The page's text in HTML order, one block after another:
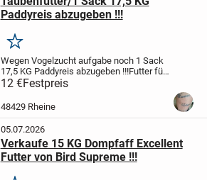
Paddyreis abzugeben !!!
Merken
Wegen Vogelzucht aufgabe noch 1 Sack
17,5 KG Paddyreis abzugeben !!!Futter für
Tauben und Reisfinken/Amadienen !!!
12 €Festpreis
48429 Rheine
05.07.2026
Verkaufe 15 KG Dompfaff Excellent
Futter von Bird Supreme !!!